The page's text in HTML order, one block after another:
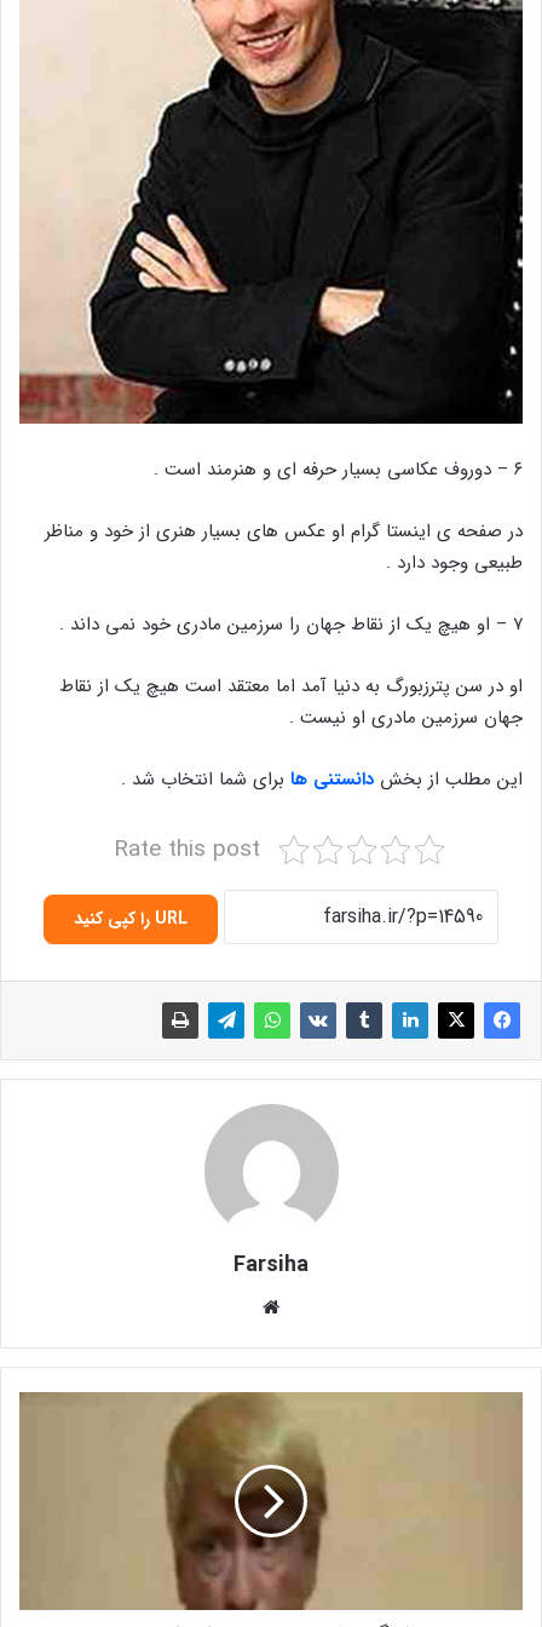
۶ – دوروف عکاسی بسیار حرفه ای و هنرمند است .
در صفحه ی اینستا گرام او عکس های بسیار هنری از خود و مناظر
طبیعی وجود دارد .
۷ – او هیچ یک از نقاط جهان را سرزمین مادری خود نمی داند .
او در سن پترزبورگ به دنیا آمد اما معتقد است هیچ یک از نقاط
جهان سرزمین مادری او نیست .
این مطلب از بخش دانستنی ها برای شما انتخاب شد .
Rate this post
URL را کپی کنید
Farsiha
ت
ش